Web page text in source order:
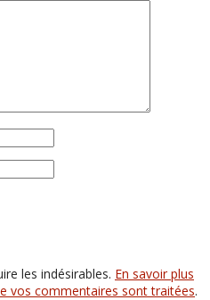
les indésirables. En savoir plus
vos commentaires sont traitées.